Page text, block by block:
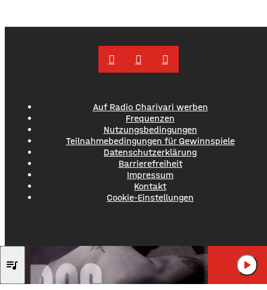
Auf Radio Charivari werben
Frequenzen
Nutzungsbedingungen
Teilnahmebedingungen für Gewinnspiele
Datenschutzerklärung
Barrierefreiheit
Impressum
Kontakt
Cookie-Einstellungen
EROS
UN' play_arrow
queue_music